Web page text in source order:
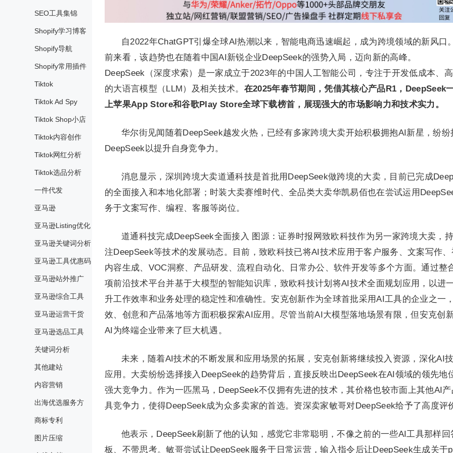
SEO工具集锦
Shopify学习博客
Shopify导航
Shopify常用插件
Tiktok
Tiktok Ad Spy
Tiktok Shop小店
Tiktok内容创作
Tiktok网红分析
Tiktok选品分析
一件代发
亚马逊
亚马逊Listing优化
亚马逊关键词分析
亚马逊工具优惠码
亚马逊站外推广
亚马逊综合工具
亚马逊运营干货
亚马逊选品工具
关键词分析
其他建站
内容营销
出海优选服务方
商标专利
图片压缩
自2022年ChatGPT引爆全球AI热潮以来，智能电商迅速崛起，成为跨境领域的新风口
前来看，该趋势也在随着中国AI新锐企业DeepSeek的强势入局，迈向新的高峰。
DeepSeek（深度求索）是一家成立于2023年的中国人工智能公司，专注于开发低成本、
的大语言模型（LLM）及相关技术。 在2025年春节期间，凭借其核心产品R1，DeepSeek
上苹果App Store和谷歌Play Store全球下载榜首，展现强大的市场影响力和技术实力。
华尔街见闻随着DeepSeek越发火热，已经有多家跨境大卖开始积极拥抱AI新星，纷纷
DeepSeek以提升自身竞争力。
消息显示，深圳跨境大卖道通科技是首批用DeepSeek做跨境的大卖，目前已完成
的全面接入和本地化部署；时装大卖赛维时代、全品类大卖华凯易佰也在尝试运用
务于文案写作、编程、客服等岗位。
道通科技完成DeepSeek全面接入 图源：证券时报网致欧科技作为另一家跨境大卖，
注DeepSeek等技术的发展动态。目前，致欧科技已将AI技术应用于客户服务、文案写作
内容生成、VOC洞察、产品研发、流程自动化、日常办公、软件开发等多个方面。通过整
项前沿技术平台并基于大模型的智能知识库，致欧科技计划将AI技术全面规划应用，以进
升工作效率和业务处理的稳定性和准确性。安克创新作为全球首批采用AI工具的企业之一
效、创意和产品落地等方面积极探索AI应用。尽管当前AI大模型落地场景有限，但安克创
AI为终端企业带来了巨大机遇。
未来，随着AI技术的不断发展和应用场景的拓展，安克创新将继续投入资源，深化AI
应用。大卖纷纷选择接入DeepSeek的趋势背后，直接反映出DeepSeek在AI领域的领先地
强大竞争力。作为一匹黑马，DeepSeek不仅拥有先进的技术，其价格也较市面上其他AI
具竞争力，使得DeepSeek成为众多卖家的首选。资深卖家敏哥对DeepSeek给予了高度评
他表示，DeepSeek刷新了他的认知，感觉它非常聪明，不像之前的一些AI工具那样回
板、不带思考。敏哥尝试让DeepSeek服务于日常运营，输入指令后让DeepSeek生成关于